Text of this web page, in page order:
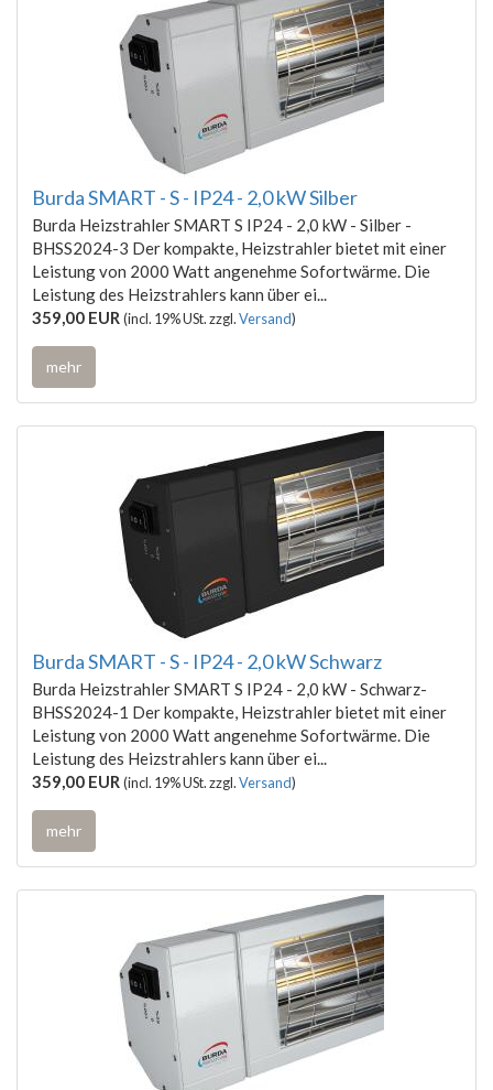
Burda SMART - S - IP24 - 2,0 kW Silber
Burda Heizstrahler SMART S IP24 - 2,0 kW - Silber -
BHSS2024-3 Der kompakte, Heizstrahler bietet mit einer
Leistung von 2000 Watt angenehme Sofortwärme. Die
Leistung des Heizstrahlers kann über ei...
359,00 EUR(incl. 19% USt. zzgl.Versand)
mehr
Burda SMART - S - IP24 - 2,0 kW Schwarz
Burda Heizstrahler SMART S IP24 - 2,0 kW - Schwarz-
BHSS2024-1 Der kompakte, Heizstrahler bietet mit einer
Leistung von 2000 Watt angenehme Sofortwärme. Die
Leistung des Heizstrahlers kann über ei...
359,00 EUR(incl. 19% USt. zzgl.Versand)
mehr